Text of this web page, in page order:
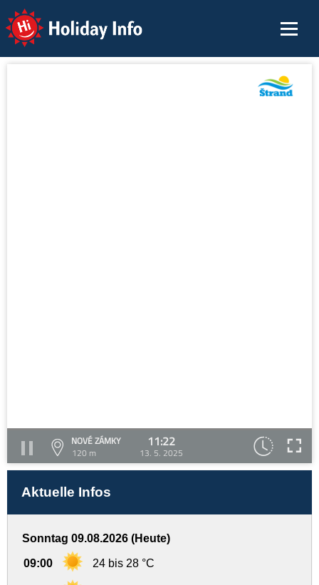
Holiday Info
NOVÉ ZÁMKY
120 m
11:22
13. 5. 2025
Aktuelle Infos
Sonntag 09.08.2026 (Heute)
09:00 24 bis 28 °C